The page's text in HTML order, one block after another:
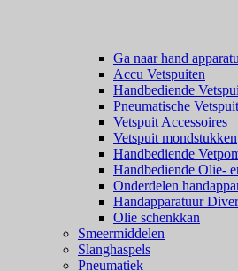
Ga naar hand
Accu Vetspuiten
Handbediende
Pneumatische
Vetspuit Accessoires
Vetspuit mondstukken
Handbediende
Handbediende Olie-
Onderdelen
Handapparatuur
Olie schenkkan
Smeermiddelen
Slanghaspels
Pneumatiek